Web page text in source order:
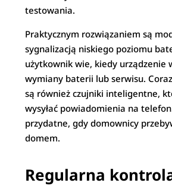
testowania.
Praktycznym rozwiązaniem są
sygnalizacją niskiego poziomu
użytkownik wie, kiedy urządzenie
wymiany baterii lub serwisu.
są również czujniki inteligentne,
wysyłać powiadomienia na
przydatne, gdy domownicy
domem.
Regularna